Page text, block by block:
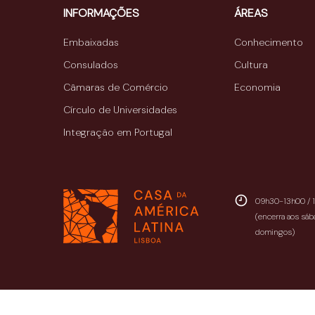
INFORMAÇÕES
Embaixadas
Consulados
Câmaras de Comércio
Círculo de Universidades
Integração em Portugal
ÁREAS
Conhecimento
Cultura
Economia
09h30-13h00 /
(encerra aos
domingos)